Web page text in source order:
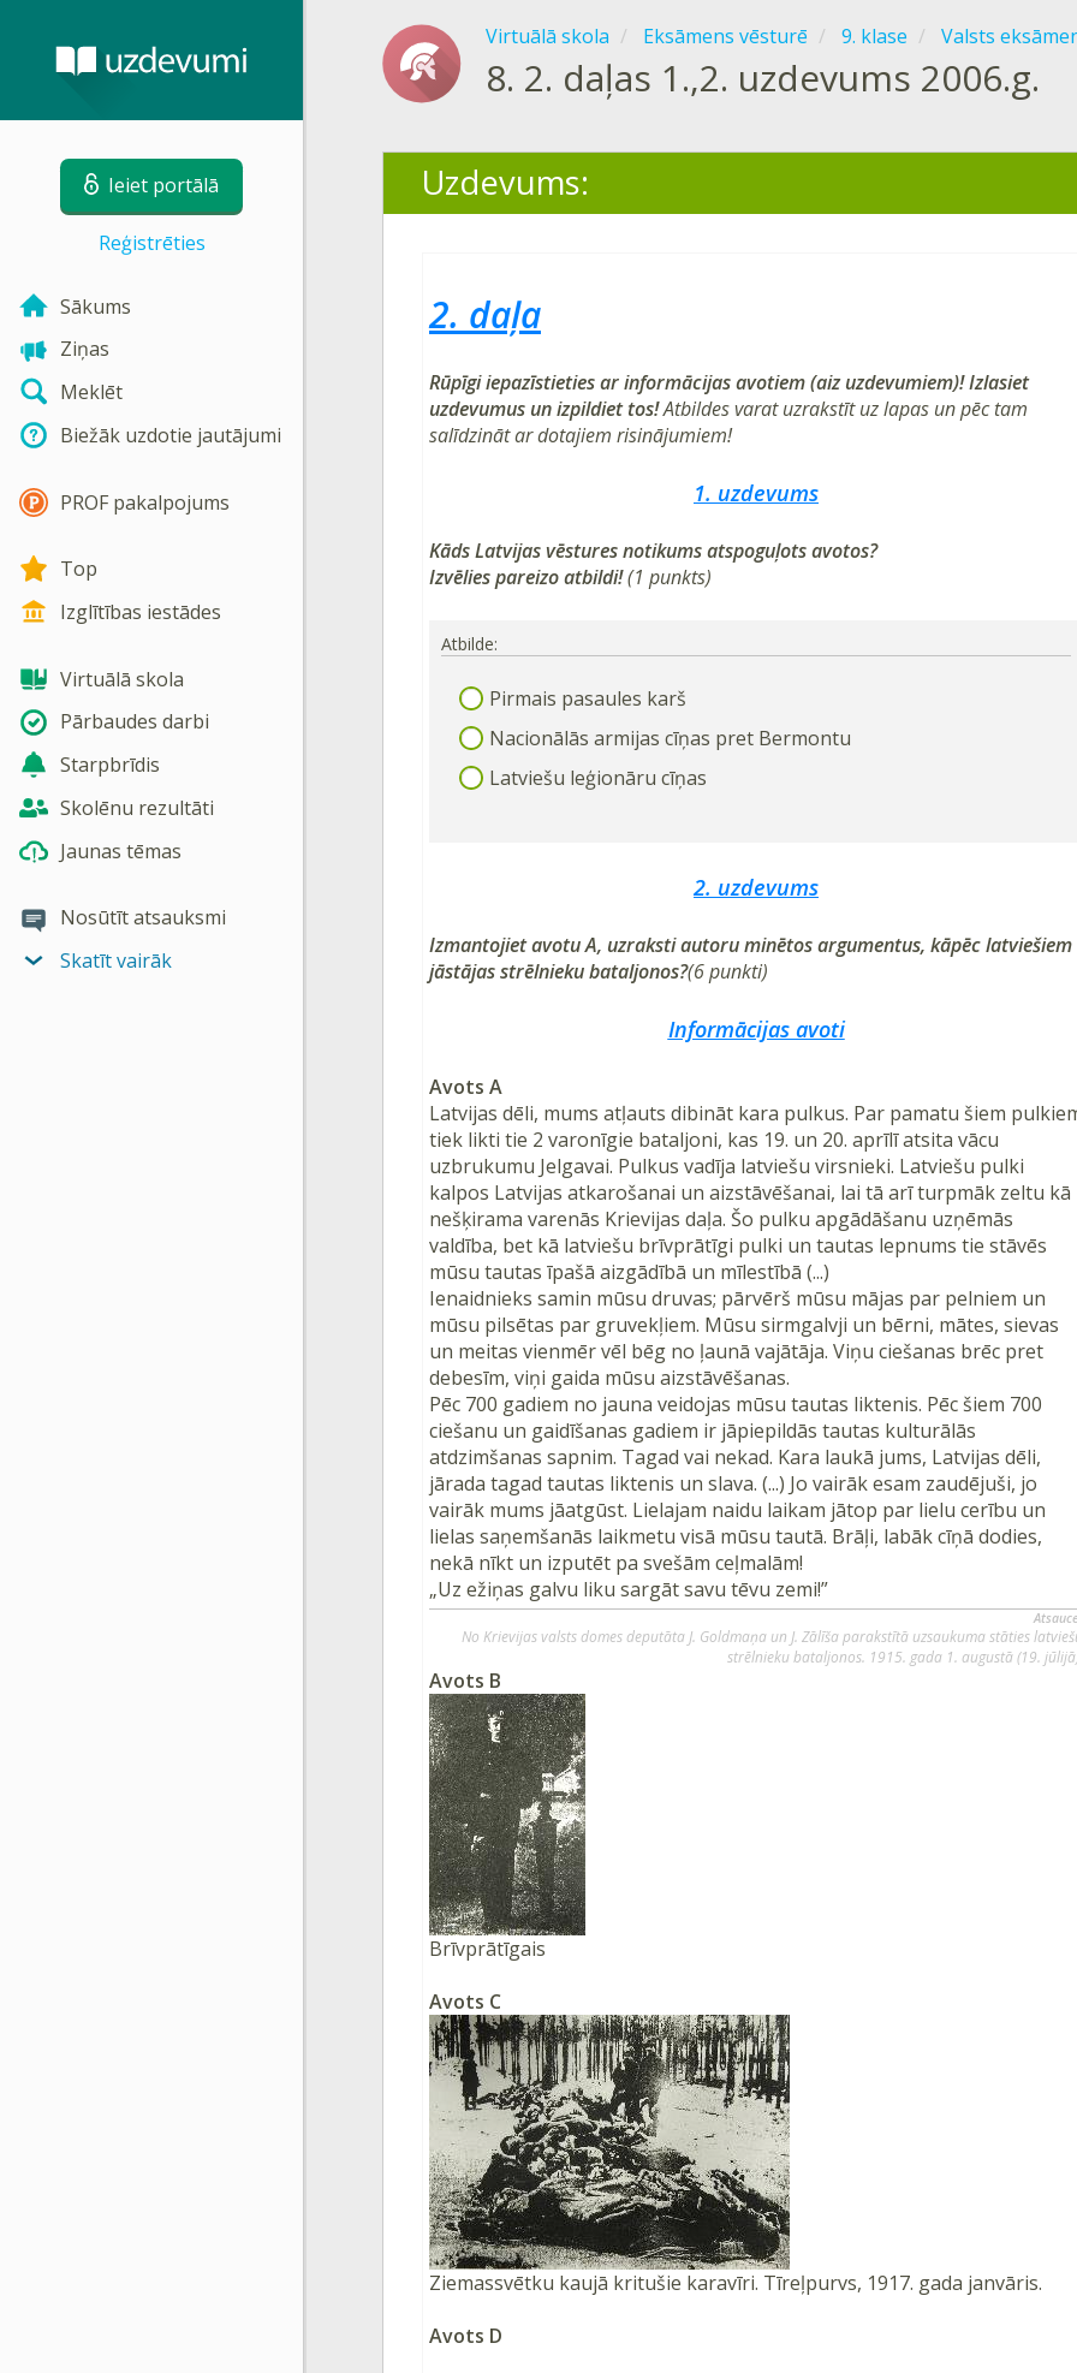
Ieiet portālā
Reģistrēties
Sākums
Ziņas
Meklēt
Biežāk uzdotie jautājumi
PROF pakalpojums
Top
Izglītības iestādes
Virtuālā skola
Pārbaudes darbi
Starpbrīdis
Skolēnu rezultāti
Jaunas tēmas
Nosūtīt atsauksmi
Skatīt vairāk
Virtuālā skola Eksāmens vēsturē 9. klase Valsts
8. 2. daļas 1.,2. uzdevums 2006.g.
Uzdevums:
2. daļa
Rūpīgi iepazīstieties ar informācijas avotiem (aiz uzdevumiem)! Izlasiet
uzdevumus un izpildiet tos!Atbildes varat uzrakstīt uz lapas un pēc tam
salīdzināt ar dotajiem risinājumiem!
1. uzdevums
Kāds Latvijas vēstures notikums atspoguļots avotos?
Izvēlies pareizo atbildi!(1 punkts)
Atbilde:
Pirmais pasaules karš
Nacionālās armijas cīņas pret Bermontu
Latviešu leģionāru cīņas
2. uzdevums
Izmantojiet avotu A, uzraksti autoru minētos argumentus, kāpēc latviešiem
jāstājas strēlnieku bataljonos?(6 punkti)
Informācijas avoti
Avots A
Latvijas dēli, mums atļauts dibināt kara pulkus. Par pamatu šiem
tiek likti tie 2 varonīgie bataljoni, kas 19. un 20. aprīlī atsita vācu
uzbrukumu Jelgavai. Pulkus vadīja latviešu virsnieki. Latviešu pulki
kalpos Latvijas atkarošanai un aizstāvēšanai, lai tā arī turpmāk zeltu kā
nešķirama varenās Krievijas daļa. Šo pulku apgādāšanu uzņēmās
valdība, bet kā latviešu brīvprātīgi pulki un tautas lepnums tie stāvēs
mūsu tautas īpašā aizgādībā un mīlestībā (...)
Ienaidnieks samin mūsu druvas; pārvērš mūsu mājas par pelniem un
mūsu pilsētas par gruvekļiem. Mūsu sirmgalvji un bērni, mātes, sievas
un meitas vienmēr vēl bēg no ļaunā vajātāja. Viņu ciešanas brēc pret
debesīm, viņi gaida mūsu aizstāvēšanas.
Pēc 700 gadiem no jauna veidojas mūsu tautas liktenis. Pēc šiem 700
ciešanu un gaidīšanas gadiem ir jāpiepildās tautas kulturālās
atdzimšanas sapnim. Tagad vai nekad. Kara laukā jums, Latvijas dēli,
jārada tagad tautas liktenis un slava. (...) Jo vairāk esam zaudējuši, jo
vairāk mums jāatgūst. Lielajam naidu laikam jātop par lielu cerību un
lielas saņemšanās laikmetu visā mūsu tautā. Brāļi, labāk cīņā dodies,
nekā nīkt un izputēt pa svešām ceļmalām!
„Uz ežiņas galvu liku sargāt savu tēvu zemi!”
No Krievijas valsts domes deputāta J. Goldmaņa un J. Zālīša parakstītā uzsaukuma stāties
strēlnieku bataljonos. 1915. gada 1. augustā (19.
Avots B
Brīvprātīgais
Avots C
Ziemassvētku kaujā kritušie karavīri. Tīreļpurvs, 1917. gada janvāris.
Avots D